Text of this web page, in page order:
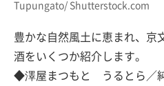
Tupungato/ Shutterstock.com
豊かな自然風土に恵まれ、京
酒をいくつか紹介します。
◆澤屋まつもと うるとら／